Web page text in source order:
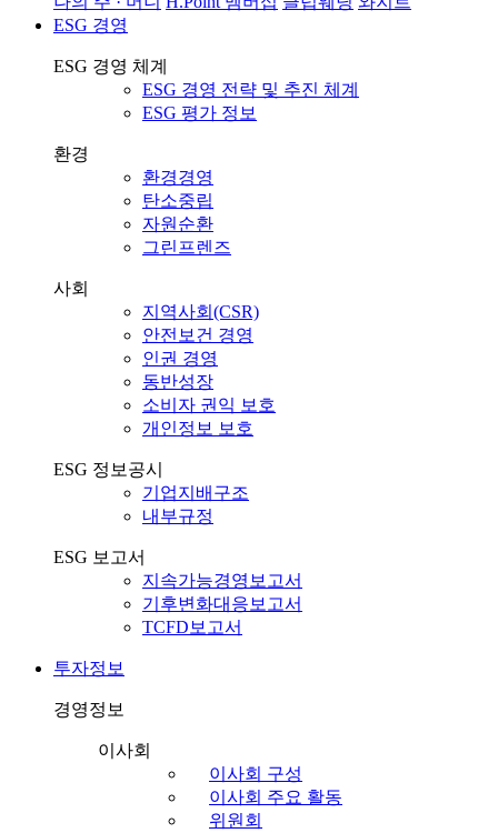
ESG 경영
ESG 경영 체계
ESG 경영 전략 및 추진 체계
ESG 평가 정보
환경
환경경영
탄소중립
자원순환
그린프렌즈
사회
지역사회(CSR)
안전보건 경영
인권 경영
동반성장
소비자 권익 보호
개인정보 보호
ESG 정보공시
기업지배구조
내부규정
ESG 보고서
지속가능경영보고서
기후변화대응보고서
TCFD보고서
투자정보
경영정보
이사회
이사회 구성
이사회 주요 활동
위원회